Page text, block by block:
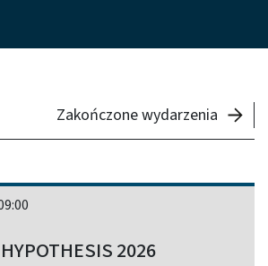
Zakończone wydarzenia
2026